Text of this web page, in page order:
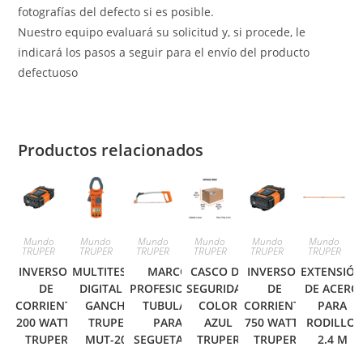
fotografías del defecto si es posible.
Nuestro equipo evaluará su solicitud y, si procede, le
indicará los pasos a seguir para el envío del producto
defectuoso
Productos relacionados
Mundo
TRUPER
INVERSOR
DE
CORRIENTE
200 WATTS
TRUPER
Mundo
TRUPER
MULTITESTER
DIGITAL DE
GANCHO
TRUPER
MUT-202
Mundo
TRUPER
MARCO
PROFESIONAL
TUBULAR
PARA
SEGUETA 12′
Mundo
TRUPER
CASCO DE
SEGURIDAD
COLOR
AZUL
TRUPER
Mundo
TRUPER
INVERSOR
DE
CORRIENTE
750 WATTS
TRUPER
Mundo
TRUPER
DE ACERO
PARA
RODILLO,
2.4 M